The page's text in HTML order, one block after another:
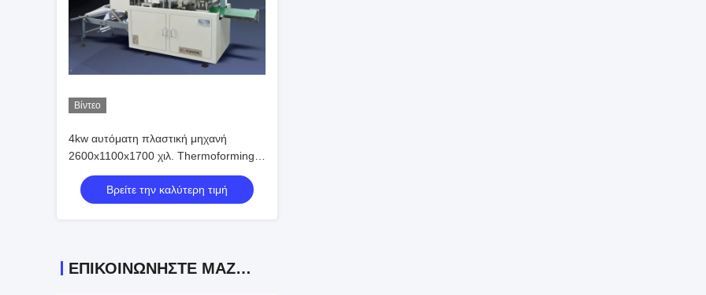
Βίντεο
4kw αυτόματη πλαστική μηχανή
2600x1100x1700 χιλ. Thermoforming
για την ηλεκτρονική
Βρείτε την καλύτερη τιμή
ΕΠΙΚΟΙΝΩΝΉΣΤΕ ΜΑΖΊ ΜΑΣ